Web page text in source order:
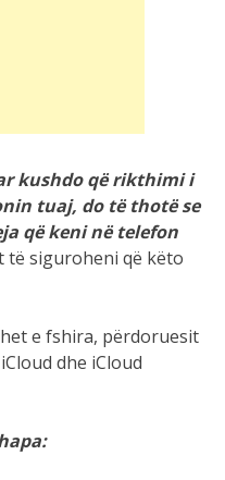
kushdo që rikthimi i
tuaj, do të thotë se
që keni në telefon
të siguroheni që këto
e fshira, përdoruesit
dhe iCloud